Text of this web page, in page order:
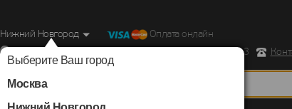
Нижний Новгород
Выберите Ваш город
Москва
Оплата онлайн
г. Нижний Новгород, Ул. Республиканская д.43 корпус 3